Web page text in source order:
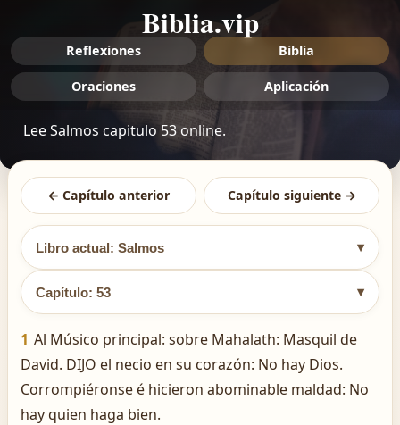
Biblia.vip
Reflexiones Biblia
Oraciones Aplicación
Lee Salmos capitulo 53 online.
← Capítulo anterior Capítulo siguiente →
Libro actual: Salmos ▾
Capítulo: 53 ▾
1 Al Músico principal: sobre Mahalath: Masquil de
David. DIJO el necio en su corazón: No hay Dios.
Corrompiéronse é hicieron abominable maldad: No
hay quien haga bien.